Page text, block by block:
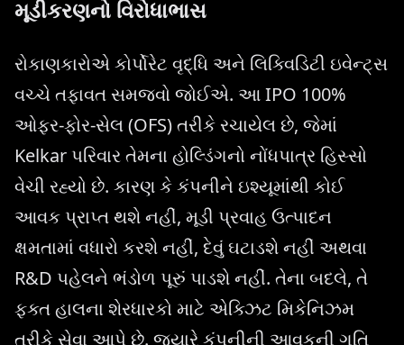
મૂડીકરણનો વિરોધાભાસ
રોકાણકારોએ કોર્પોરેટ વૃદ્ધિ અને લિક્વિડિટી ઇવેન્ટ્સ
વચ્ચે તફાવત સમજવો જોઈએ. આ IPO 100%
ઓફર-ફોર-સેલ (OFS) તરીકે રચાયેલ છે, જેમાં
Kelkar પરિવાર તેમના હોલ્ડિંગનો નોંધપાત્ર હિસ્સો
વેચી રહ્યો છે. કારણ કે કંપનીને ઇશ્યૂમાંથી કોઈ
આવક પ્રાપ્ત થશે નહીં, મૂડી પ્રવાહ ઉત્પાદન
ક્ષમતામાં વધારો કરશે નહીં, દેવું ઘટાડશે નહીં અથવા
R&D પહેલને ભંડોળ પૂરું પાડશે નહીં. તેના બદલે, તે
ફક્ત હાલના શેરધારકો માટે એક્ઝિટ મિકેનિઝમ
તરીકે સેવા આપે છે. જ્યારે કંપનીની આવકની ગતિ